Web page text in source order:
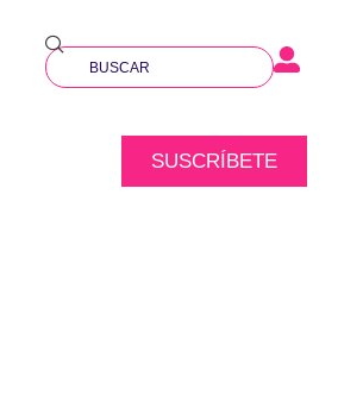
SUSCRÍBETE